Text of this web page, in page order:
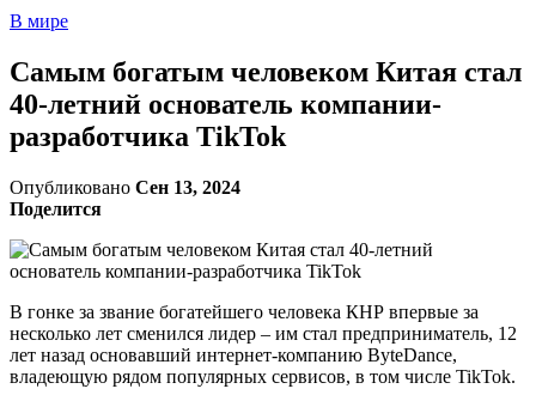
В мире
Самым богатым человеком Китая стал
40-летний основатель компании-
разработчика TikTok
Опубликовано Сен 13, 2024
Поделится
В гонке за звание богатейшего человека КНР впервые за
несколько лет сменился лидер – им стал предприниматель, 12
лет назад основавший интернет-компанию ByteDance,
владеющую рядом популярных сервисов, в том числе TikTok.